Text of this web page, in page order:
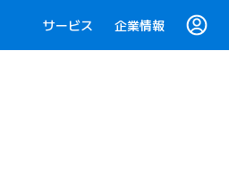
サービス 企業情報